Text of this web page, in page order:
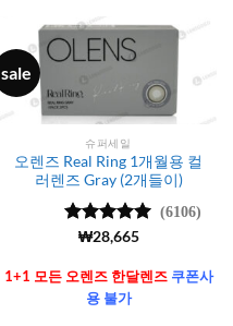
sale
슈퍼세일
오렌즈 Real Ring 1개월용 컬
러렌즈 Gray (2개들이)
5 중에서
가됨
(6106)
₩28,665
1+1 모든 오렌즈 한달렌즈쿠폰사
용 불가